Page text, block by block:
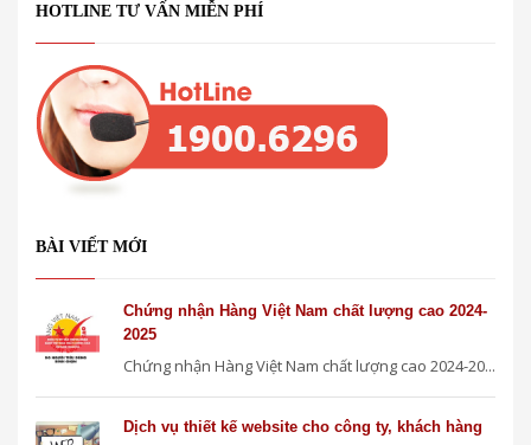
HOTLINE TƯ VẤN MIỄN PHÍ
BÀI VIẾT MỚI
Chứng nhận Hàng Việt Nam chất lượng cao 2024-
2025
Chứng nhận Hàng Việt Nam chất lượng cao 2024-20...
Dịch vụ thiết kế website cho công ty, khách hàng